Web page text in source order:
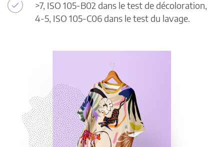
>7, ISO 105-B02 dans le test de décoloration,
4-5, ISO 105-C06 dans le test du lavage.